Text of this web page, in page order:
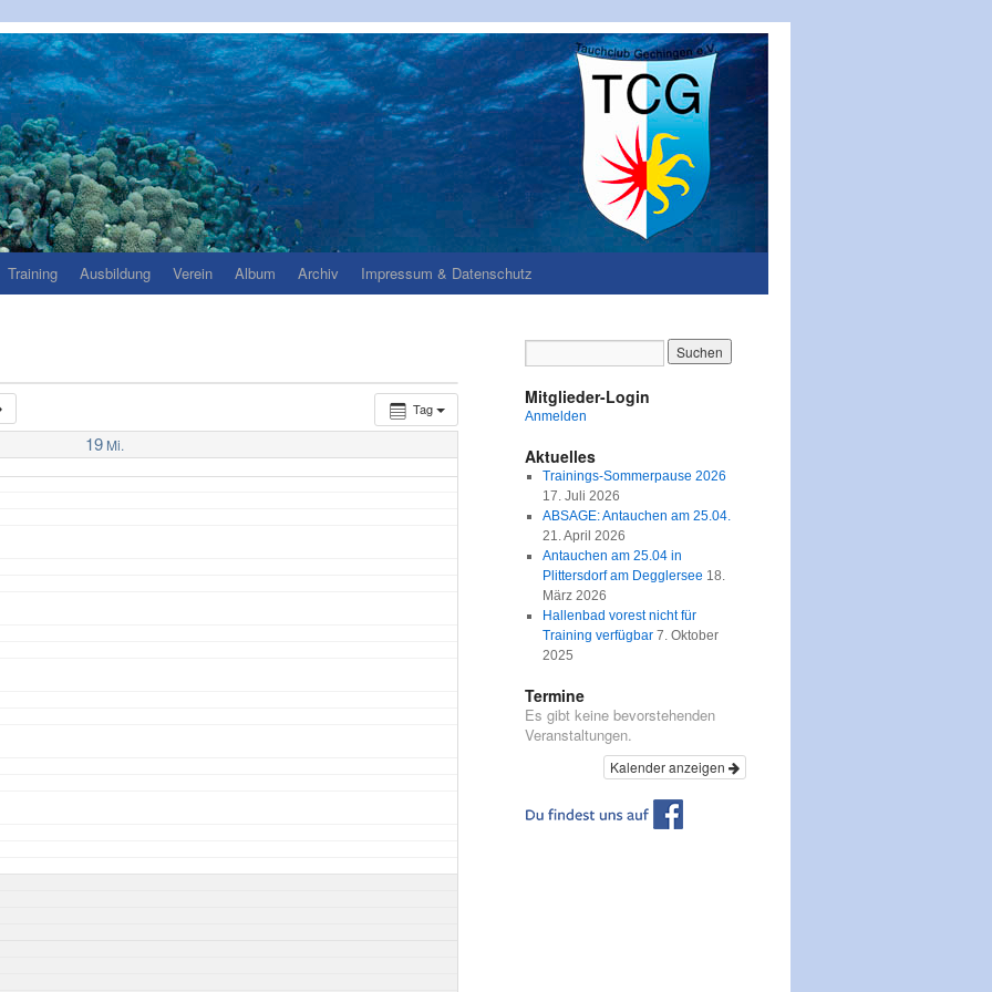
Training Ausbildung Verein Album Archiv Impressum & Datenschutz
Tag
19 Mi.
Mitglieder-Login
Anmelden
Aktuelles
Trainings-Sommerpause 2026
17. Juli 2026
ABSAGE: Antauchen am 25.04.
21. April 2026
Antauchen am 25.04 in
Plittersdorf am Degglersee 18.
März 2026
Hallenbad vorest nicht für
Training verfügbar 7. Oktober
2025
Termine
Es gibt keine bevorstehenden
Veranstaltungen.
Kalender anzeigen